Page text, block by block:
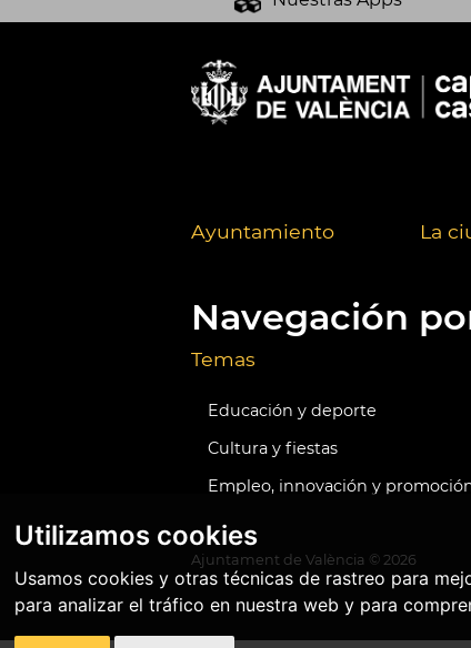
Utilizamos cookies
Usamos cookies y otras técnicas de rastreo para
para analizar el tráfico en nuestra web y para
Ayuntamiento La
Navegación
Temas
Educación y deporte
Cultura y fiestas
Empleo, innovación y
Ajuntament de València © 2026